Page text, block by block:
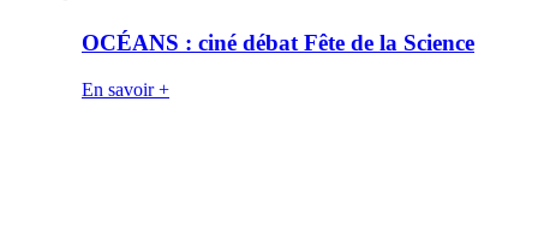
OCÉANS : ciné débat Fête de la Science
En savoir +